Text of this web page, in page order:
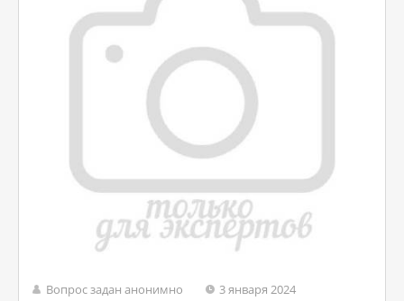
Вопрос задан анонимно
3 января 2024